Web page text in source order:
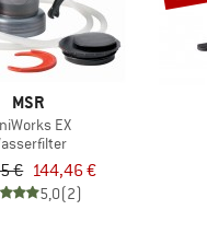
MSR
EX
€ 144,46 €
5,0(2)